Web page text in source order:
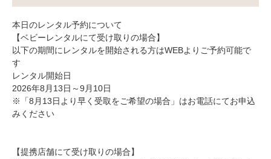
本日のレンタル予約について
【ベビーレンタルにて受け取りの場合】
以下の期間にレンタルを開始される方はWEBよりご予約可能で
す
レンタル開始日
2026年8月13日～9月10日
※「8月13日より早く受取をご希望の場合」はお電話にてお申込
みください
【提携店舗にて受け取りの場合】